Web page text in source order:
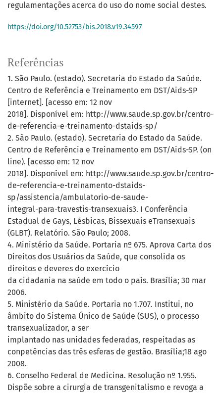
regulamentações acerca do uso do nome social destes.
https://doi.org/10.52753/bis.2018.v19.34597
Referências
1. São Paulo. (estado). Secretaria do Estado da Saúde.
Centro de Referência e Treinamento em DST/Aids-SP
[internet]. [acesso em: 12 nov
2018]. Disponível em: http://www.saude.sp.gov.br/centro-
de-referencia-e-treinamento-dstaids-sp/
2. São Paulo. (estado). Secretaria do Estado da Saúde.
Centro de Referência e Treinamento em DST/Aids-SP. (on
line). [acesso em: 12 nov
2018]. Disponível em: http://www.saude.sp.gov.br/centro-
de-referencia-e-treinamento-dstaids-
sp/assistencia/ambulatorio-de-saude-
integral-para-travestis-transexuais3. I Conferência
Estadual de Gays, Lésbicas, Bissexuais eTransexuais
(GLBT). Relatório. São Paulo; 2008.
4. Ministério da Saúde. Portaria nº 675. Aprova Carta dos
Direitos dos Usuários da Saúde, que consolida os
direitos e deveres do exercício
da cidadania na saúde em todo o país. Brasília; 30 mar
2006.
5. Ministério da Saúde. Portaria no 1.707. Institui, no
âmbito do Sistema Único de Saúde (SUS), o processo
transexualizador, a ser
implantado nas unidades federadas, respeitadas as
conpetências das três esferas de gestão. Brasília;18 ago
2008.
6. Conselho Federal de Medicina. Resolução nº 1.955.
Dispõe sobre a cirurgia de transgenitalismo e revoga a